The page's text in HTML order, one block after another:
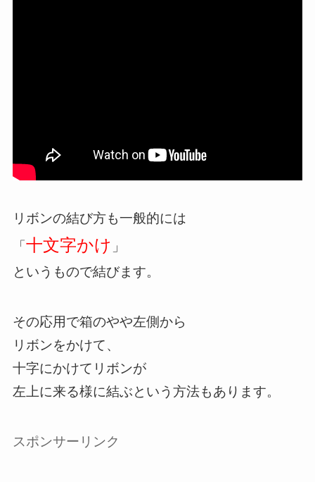
リボンの結び方も一般的には
「 十文字かけ 」
というもので結びます。
その応用で箱のやや左側から
リボンをかけて、
十字にかけてリボンが
左上に来る様に結ぶという方法もあります。
スポンサーリンク